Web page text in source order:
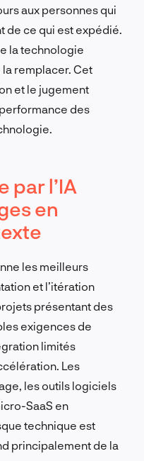
aux personnes qui
de ce qui est expédié.
la technologie
la remplacer. Cet
et le jugement
des
par l’IA
en
les meilleurs
et l’itération
présentant des
exigences de
limités
Les
les outils logiciels
SaaS en
technique est
principalement de la